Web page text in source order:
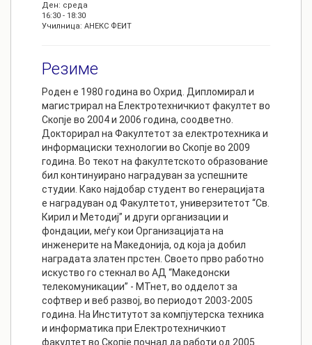
Ден: среда
16:30 - 18:30
Училница: АНЕКС ФЕИТ
Резиме
Роден е 1980 година во Охрид. Дипломирал и
магистрирал на Електротехничкиот факултет во
Скопје во 2004 и 2006 година, соодветно.
Докторирал на Факултетот за електротехника и
информациски технологии во Скопје во 2009
година. Во текот на факултетското образование
бил континуирано наградуван за успешните
студии. Како најдобар студент во генерацијата
е наградуван од Факултетот, универзитетот “Св.
Кирил и Методиј” и други организации и
фондации, меѓу кои Организацијата на
инженерите на Македонија, од која ја добил
наградата златен прстен. Своето прво работно
искуство го стекнал во АД “Македонски
телекомуникации” - МТнет, во одделот за
софтвер и веб развој, во периодот 2003-2005
година. На Институтот за компјутерска техника
и информатика при Електротехничкиот
факултет во Скопје почнал да работи од 2005